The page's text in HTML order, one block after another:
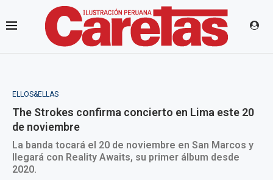
ELLOS&ELLAS
The Strokes confirma concierto en Lima este 20
de noviembre
La banda tocará el 20 de noviembre en San Marcos y
llegará con Reality Awaits, su primer álbum desde
2020.